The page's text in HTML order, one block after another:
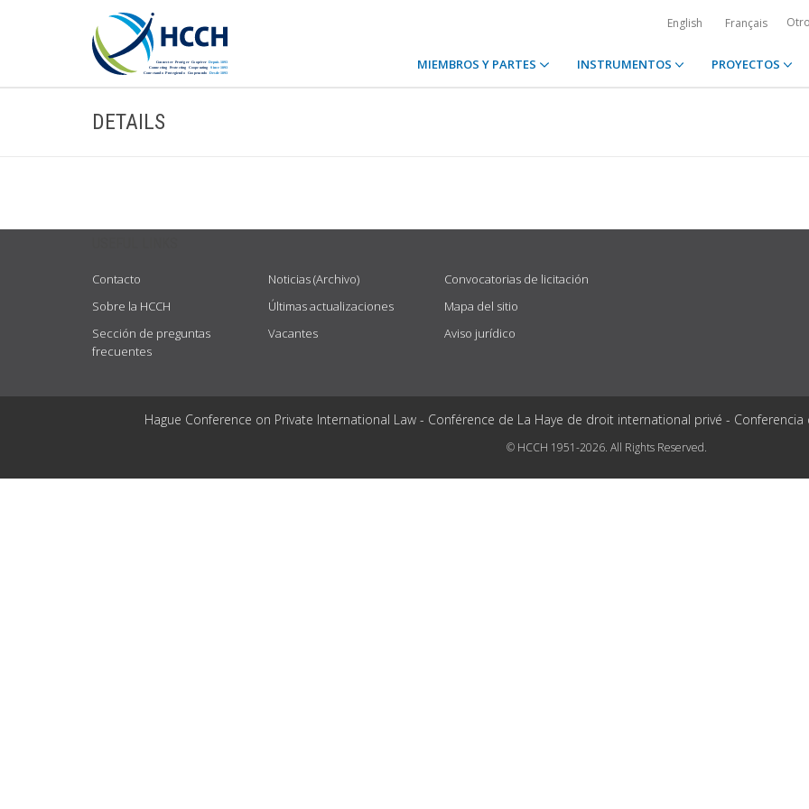
English Français
MIEMBROS Y PARTES INSTRUMENTOS PROYECTOS
DETAILS
Contacto
Sobre la HCCH
Sección de preguntas
frecuentes
Noticias (Archivo)
Últimas actualizaciones
Vacantes
Convocatorias de licitación
Mapa del sitio
Aviso jurídico
Hague Conference on Private International Law - Conférence de La Haye de droit international privé -
© HCCH 1951-2026. All Rights Reserved.